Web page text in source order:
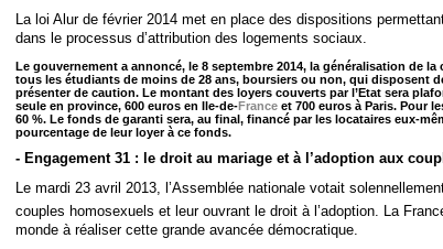
La loi Alur de février 2014 met en place des dispositions
dans le processus d’attribution des logements sociaux.
Le gouvernement a annoncé, le 8 septembre 2014, la généralisation de
tous les étudiants de moins de 28 ans, boursiers ou non, qui disposent
présenter de caution. Le montant des loyers couverts par l’Etat sera
seule en province, 600 euros en Ile-de-Franceet 700 euros à Paris. Pour
60 %. Le fonds de garanti sera, au final, financé par les locataires eux-
pourcentage de leur loyer à ce fonds.
- Engagement 31 : le droit au mariage et à l’adoption aux
Le mardi 23 avril 2013, l’Assemblée nationale votait
couples homosexuels et leur ouvrant le droit à l’adoption. La
monde à réaliser cette grande avancée démocratique.